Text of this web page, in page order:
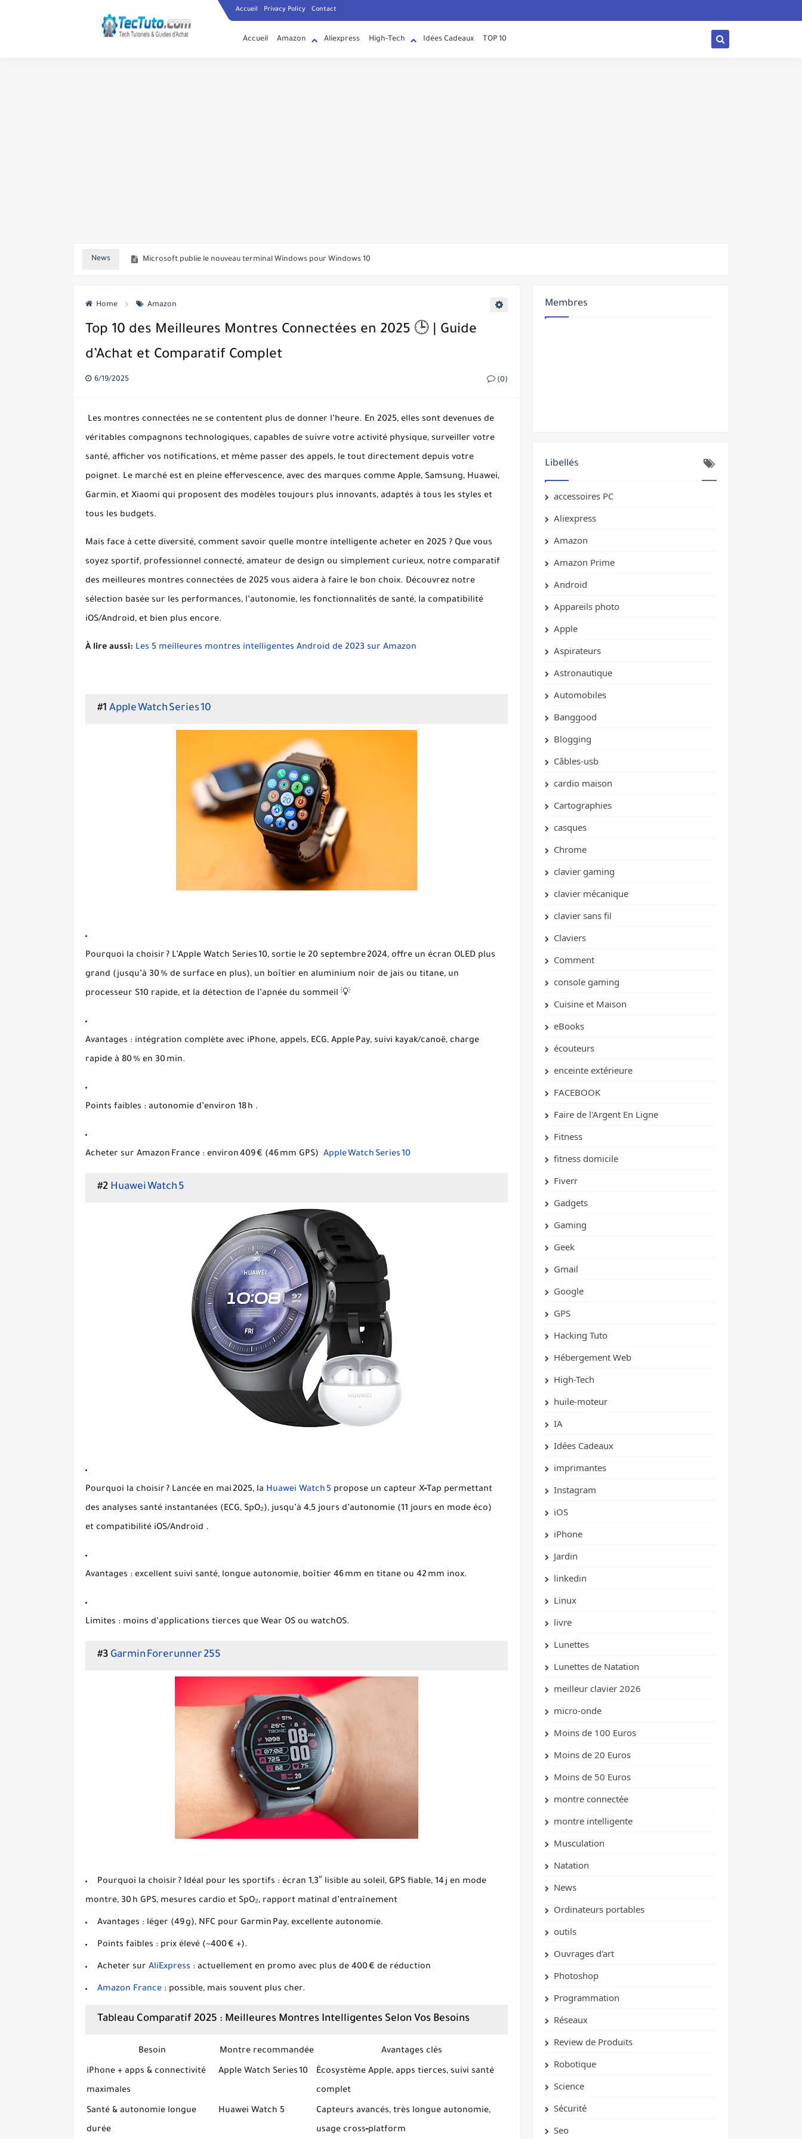
Accueil Privacy Policy Contact
Accueil Amazon Aliexpress High-Tech Idées Cadeaux TOP 10
News Les utilisateurs de Comcast peuvent maintenant changer de chaîne avec des mouvements oculaires
Uber pourrait bientôt vous permettre de marquer les chauffeurs 'favoris'
Les écoles américaines commencent à utiliser la reconnaissance faciale
Apple, Google, Microsoft et d'autres s'opposent à la proposition du Royaume-Uni d'espionner les messages cryptés
Home Amazon
Top 10 des Meilleures Montres Connectées en 2025 🕒 | Guide
d’Achat et Comparatif Complet
6/19/2025 (0)
Les montres connectées ne se contentent plus de donner l’heure. En 2025, elles sont devenues de
véritables compagnons technologiques, capables de suivre votre activité physique, surveiller votre
santé, afficher vos notifications, et même passer des appels, le tout directement depuis votre
poignet. Le marché est en pleine effervescence, avec des marques comme Apple, Samsung, Huawei,
Garmin, et Xiaomi qui proposent des modèles toujours plus innovants, adaptés à tous les styles et
tous les budgets.
Mais face à cette diversité, comment savoir quelle montre intelligente acheter en 2025 ? Que vous
soyez sportif, professionnel connecté, amateur de design ou simplement curieux, notre comparatif
des meilleures montres connectées de 2025 vous aidera à faire le bon choix. Découvrez notre
sélection basée sur les performances, l’autonomie, les fonctionnalités de santé, la compatibilité
iOS/Android, et bien plus encore.
À lire aussi: Les 5 meilleures montres intelligentes Android de 2023 sur Amazon
#1 Apple Watch Series 10
Pourquoi la choisir ? L’Apple Watch Series 10, sortie le 20 septembre 2024, offre un écran OLED plus
grand (jusqu’à 30 % de surface en plus), un boîtier en aluminium noir de jais ou titane, un
processeur S10 rapide, et la détection de l’apnée du sommeil 💡
Avantages : intégration complète avec iPhone, appels, ECG, Apple Pay, suivi kayak/canoë, charge
rapide à 80 % en 30 min.
Points faibles : autonomie d’environ 18 h .
Acheter sur Amazon France : environ 409 € (46 mm GPS) Apple Watch Series 10
#2 Huawei Watch 5
Pourquoi la choisir ? Lancée en mai 2025, la Huawei Watch 5 propose un capteur X‑Tap permettant
des analyses santé instantanées (ECG, SpO₂), jusqu’à 4,5 jours d’autonomie (11 jours en mode éco)
et compatibilité iOS/Android .
Avantages : excellent suivi santé, longue autonomie, boîtier 46 mm en titane ou 42 mm inox.
Limites : moins d’applications tierces que Wear OS ou watchOS.
#3 Garmin Forerunner 255
Pourquoi la choisir ? Idéal pour les sportifs : écran 1,3″ lisible au soleil, GPS fiable, 14 j en mode
montre, 30 h GPS, mesures cardio et SpO₂, rapport matinal d’entraînement
Avantages : léger (49 g), NFC pour Garmin Pay, excellente autonomie.
Points faibles : prix élevé (~400 € +).
Acheter sur AliExpress : actuellement en promo avec plus de 400 € de réduction
Amazon France : possible, mais souvent plus cher.
Tableau Comparatif 2025 : Meilleures Montres Intelligentes Selon Vos Besoins
Besoin Montre recommandée Avantages clés
iPhone + apps & connectivité
maximales
Apple Watch Series 10
Écosystème Apple, apps tierces, suivi santé
complet
Santé & autonomie longue
durée
Huawei Watch 5
Capteurs avancés, très longue autonomie,
usage cross‑platform
Membres
Libellés
accessoires PC
Aliexpress
Amazon
Amazon Prime
Android
Appareils photo
Apple
Aspirateurs
Astronautique
Automobiles
Banggood
Blogging
Câbles-usb
cardio maison
Cartographies
casques
Chrome
clavier gaming
clavier mécanique
clavier sans fil
Claviers
Comment
console gaming
Cuisine et Maison
eBooks
écouteurs
enceinte extérieure
FACEBOOK
Faire de l'Argent En Ligne
Fitness
fitness domicile
Fiverr
Gadgets
Gaming
Geek
Gmail
Google
GPS
Hacking Tuto
Hébergement Web
High-Tech
huile-moteur
IA
Idées Cadeaux
imprimantes
Instagram
iOS
iPhone
Jardin
linkedin
Linux
livre
Lunettes
Lunettes de Natation
meilleur clavier 2026
micro-onde
Moins de 100 Euros
Moins de 20 Euros
Moins de 50 Euros
montre connectée
montre intelligente
Musculation
Natation
News
Ordinateurs portables
outils
Ouvrages d'art
Photoshop
Programmation
Réseaux
Review de Produits
Robotique
Science
Sécurité
Seo